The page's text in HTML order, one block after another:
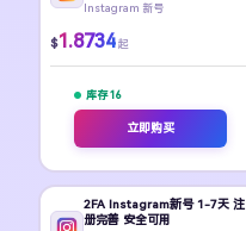
Instagram 新号
$1.8734 起
库存 16
立即购买
2FA Instagram新号 1-7天 注
册完善 安全可用